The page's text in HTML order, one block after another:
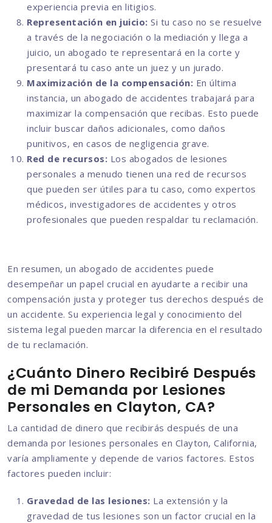
experiencia previa en litigios.
Representación en juicio: Si tu caso no se resuelve
a través de la negociación o la mediación y llega a
juicio, un abogado te representará en la corte y
presentará tu caso ante un juez y un jurado.
Maximización de la compensación: En última
instancia, un abogado de accidentes trabajará para
maximizar la compensación que recibas. Esto puede
incluir buscar daños adicionales, como daños
punitivos, en casos de negligencia grave.
Red de recursos: Los abogados de lesiones
personales a menudo tienen una red de recursos
que pueden ser útiles para tu caso, como expertos
médicos, investigadores de accidentes y otros
profesionales que pueden respaldar tu reclamación.
En resumen, un abogado de accidentes puede
desempeñar un papel crucial en ayudarte a recibir una
compensación justa y proteger tus derechos después de
un accidente. Su experiencia legal y conocimiento del
sistema legal pueden marcar la diferencia en el resultado
de tu reclamación.
¿Cuánto Dinero Recibiré Después
de mi Demanda por Lesiones
Personales en Clayton, CA?
La cantidad de dinero que recibirás después de una
demanda por lesiones personales en Clayton, California,
varía ampliamente y depende de varios factores. Estos
factores pueden incluir:
Gravedad de las lesiones: La extensión y la
gravedad de tus lesiones son un factor crucial en la